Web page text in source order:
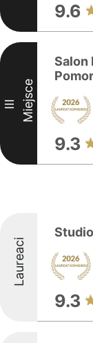
9.6
III Miejsce
Salon
9.3
Laureaci
9.3